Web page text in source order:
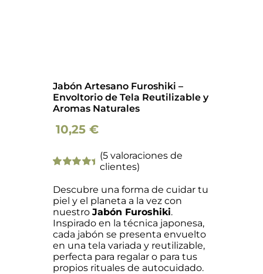
Jabón Artesano Furoshiki –
Envoltorio de Tela Reutilizable y
Aromas Naturales
10,25 €
con
de
5 en base a
valoraciones
de clientes
(5 valoraciones de
clientes)
Descubre una forma de cuidar tu
piel y el planeta a la vez con
nuestro Jabón Furoshiki.
Inspirado en la técnica japonesa,
cada jabón se presenta envuelto
en una tela variada y reutilizable,
perfecta para regalar o para tus
propios rituales de autocuidado.